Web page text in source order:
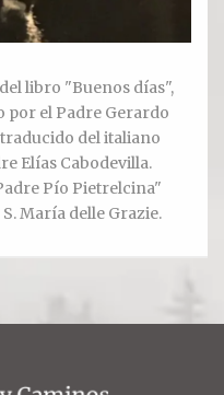
libro "Buenos días",
por el Padre Gerardo
del italiano
Elías Cabodevilla.
Pío Pietrelcina"
María delle Grazie.